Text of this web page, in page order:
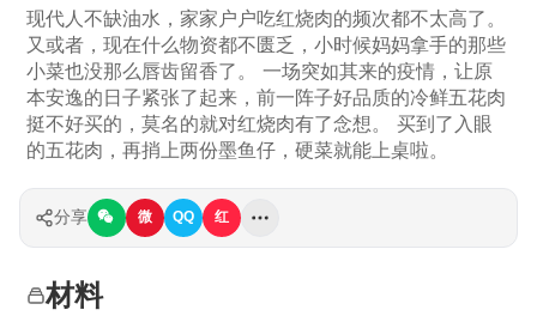
现代人不缺油水，家家户户吃红烧肉的频次都不太高了。
又或者，现在什么物资都不匮乏，小时候妈妈拿手的那些
小菜也没那么唇齿留香了。 一场突如其来的疫情，让原
本安逸的日子紧张了起来，前一阵子好品质的冷鲜五花肉
挺不好买的，莫名的就对红烧肉有了念想。 买到了入眼
的五花肉，再捎上两份墨鱼仔，硬菜就能上桌啦。
分享 微 QQ 红
材料